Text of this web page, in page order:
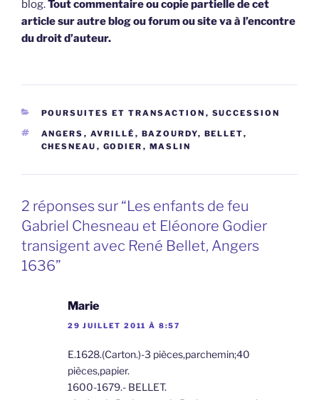
blog.Tout commentaire ou copie partielle de cet
article sur autre blog ou forum ou site va à l’encontre
du droit d’auteur.
CATÉGORIES
POURSUITES ET TRANSACTION , SUCCESSION
ÉTIQUETTES
ANGERS , AVRILLÉ , BAZOURDY, BELLET,
CHESNEAU , GODIER , MASLIN
2 réponses sur “Les enfants de feu
Gabriel Chesneau et Eléonore Godier
transigent avec René Bellet, Angers
1636”
Marie
29 JUILLET 2011 À 8:57
E.1628.(Carton.)-3 pièces,parchemin;40
pièces,papier.
1600-1679.- BELLET.